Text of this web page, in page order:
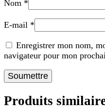
Nom *
E-mail *
Enregistrer mon nom,
navigateur pour mon
Produits